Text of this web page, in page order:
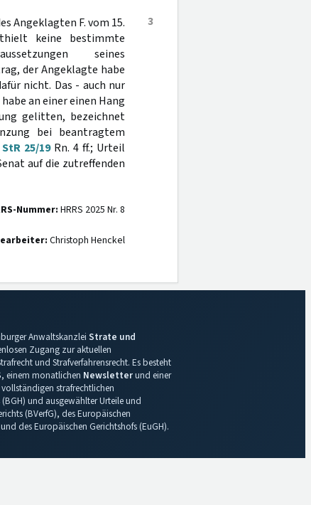
3
Angeklagten F. vom 15.
keine bestimmte
seines
der Angeklagte habe
nicht. Das - auch nur
an einer einen Hang
gelitten, bezeichnet
bei beantragtem
25/19Rn. 4 ff.; Urteil
auf die zutreffenden
Nummer: HRRS 2025 Nr. 8
Christoph Henckel
Anwaltskanzlei Strate und
Zugang zur aktuellen
und Strafverfahrensrecht. Es besteht
, einem monatlichen Newsletterund einer
strafrechtlichen
und ausgewählter Urteile und
(BVerfG), des Europäischen
des Europäischen Gerichtshofs (EuGH).